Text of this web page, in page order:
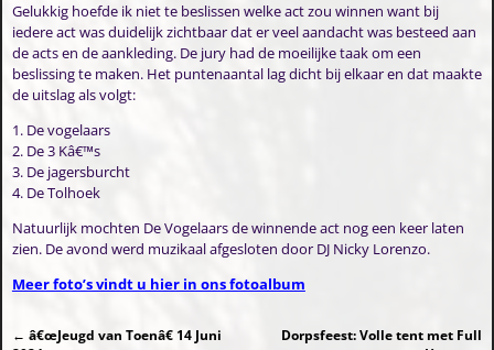
Gelukkig hoefde ik niet te beslissen welke act zou winnen want bij
iedere act was duidelijk zichtbaar dat er veel aandacht was besteed aan
de acts en de aankleding. De jury had de moeilijke taak om een
beslissing te maken. Het puntenaantal lag dicht bij elkaar en dat maakte
de uitslag als volgt:
1. De vogelaars
2. De 3 Kâ€™s
3. De jagersburcht
4. De Tolhoek
Natuurlijk mochten De Vogelaars de winnende act nog een keer laten
zien. De avond werd muzikaal afgesloten door DJ Nicky Lorenzo.
Meer foto’s vindt u hier in ons fotoalbum
← â€œJeugd van Toenâ€ 14 Juni
Dorpsfeest: Volle tent met Full